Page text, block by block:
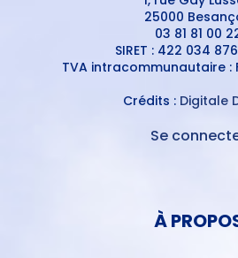
25000
03 81 81 00
SIRET : 422 034
TVA intracommunautaire :
Crédits : Digitale
Se
À